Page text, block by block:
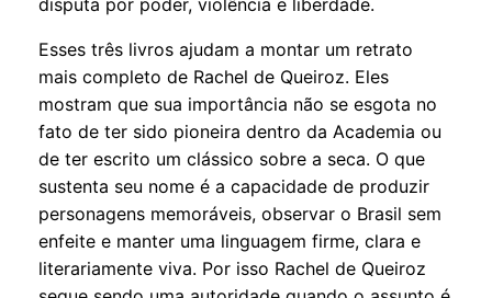
Esses três livros ajudam a montar um retrato
mais completo de Rachel de Queiroz. Eles
mostram que sua importância não se esgota no
fato de ter sido pioneira dentro da Academia ou
de ter escrito um clássico sobre a seca. O que
sustenta seu nome é a capacidade de produzir
personagens memoráveis, observar o Brasil sem
enfeite e manter uma linguagem firme, clara e
literariamente viva. Por isso Rachel de Queiroz